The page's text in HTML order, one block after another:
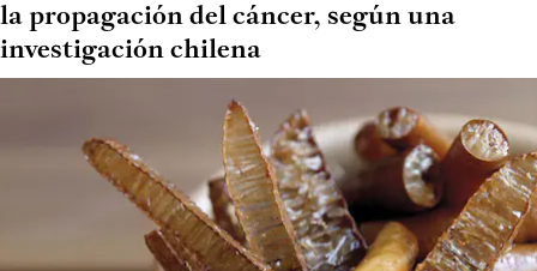
la propagación del cáncer, según una
investigación chilena